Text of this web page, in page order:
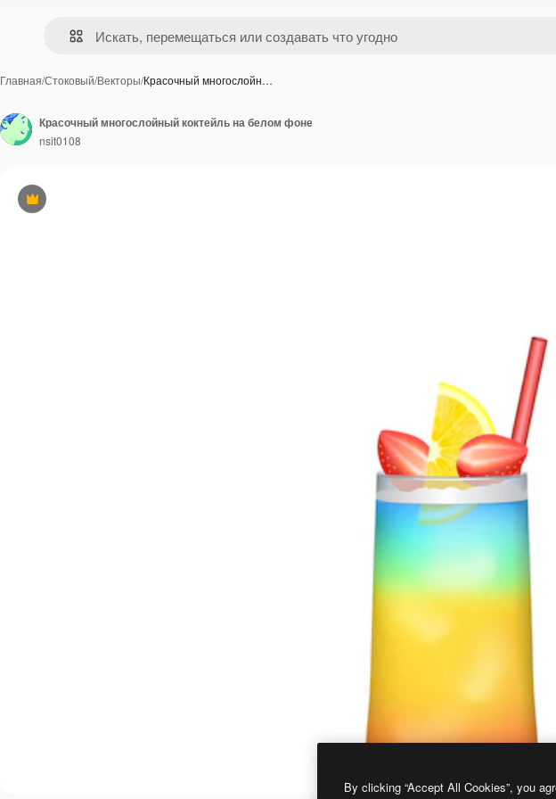
Главная/Стоковый/Векторы/Красочный многослойн…
Премиум
Красочный многослойный коктейль на белом фоне
nsit0108
By clicking “Accept All Cookies”, you